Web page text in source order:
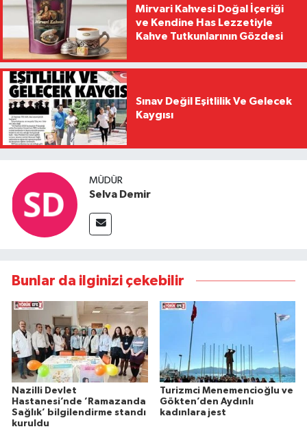
Mirvari Kahvesi Doğal İçeriği
ve Kendine Has Lezzetiyle
Kahve Tutkunlarının Gözdesi
Sınav Değil Eşitlilik Ve Gelecek
Kaygısı
MÜDÜR
Selva Demir
Bunlar da ilginizi çekebilir
Nazilli Devlet
Hastanesi’nde ’Ramazanda
Sağlık’ bilgilendirme standı
kuruldu
Turizmci Menemencioğlu ve
Gökten’den Aydınlı
kadınlara jest